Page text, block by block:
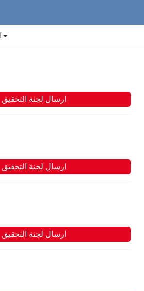
ارسال لجنة التحقيق
ارسال لجنة التحقيق
ارسال لجنة التحقيق